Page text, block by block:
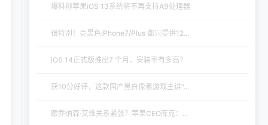
爆料称苹果iOS 13系统将不再支持A9处理器
很特别！亮黑色iPhone7/Plus 都只提供12...
iOS 14正式版推出7 个月，安装率有多高？
获10分好评，这款国产黑白像素游戏主讲“...
跟乔纳森·艾维关系紧张？苹果CEO库克：...